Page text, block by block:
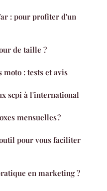
: pour profiter d'un
de taille ?
moto : tests et avis
scpi à l'international
mensuelles ?
pour vous faciliter
en marketing ?